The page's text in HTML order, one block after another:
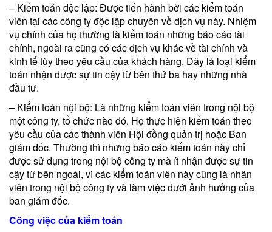
– Kiểm toán độc lập: Được tiến hành bởi các kiểm toán
viên tại các công ty độc lập chuyên về dịch vụ này. Nhiệm
vụ chính của họ thường là kiểm toán những báo cáo tài
chính, ngoài ra cũng có các dịch vụ khác về tài chính và
kinh tế tùy theo yêu cầu của khách hàng. Đây là loại kiểm
toán nhận được sự tin cậy từ bên thứ ba hay những nhà
đầu tư.
– Kiểm toán nội bộ: Là những kiểm toán viên trong nội bộ
một công ty, tổ chức nào đó. Họ thực hiện kiểm toán theo
yêu cầu của các thành viên Hội đồng quản trị hoặc Ban
giám đốc. Thường thì những báo cáo kiểm toán này chỉ
được sử dụng trong nội bộ công ty mà ít nhận được sự tin
cậy từ bên ngoài, vì các kiểm toán viên này cũng là nhân
viên trong nội bộ công ty và làm việc dưới ảnh hưởng của
ban giám đốc.
Công việc của kiểm toán